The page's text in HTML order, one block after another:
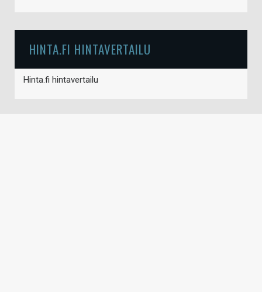
HINTA.FI HINTAVERTAILU
Hinta.fi hintavertailu